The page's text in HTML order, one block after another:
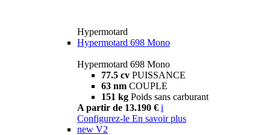
Hypermotard
Hypermotard 698 Mono
Hypermotard 698 Mono
77.5 cv PUISSANCE
63 nm COUPLE
151 kg Poids sans carburant
A partir de 13.190 € i
Configurez-le En savoir plus
new V2